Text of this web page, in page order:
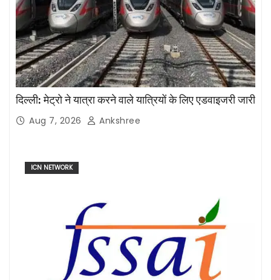
दिल्ली: मेट्रो ने यात्रा करने वाले यात्रियों के लिए एडवाइजरी जारी
Aug 7, 2026 Ankshree
ICN NETWORK